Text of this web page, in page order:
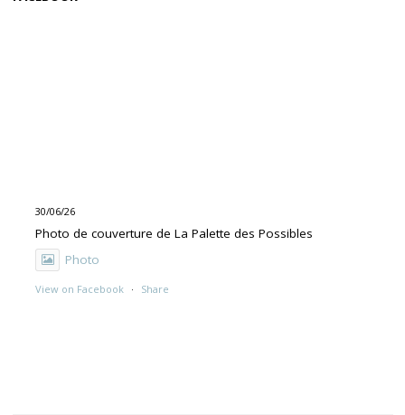
30/06/26
Photo de couverture de La Palette des Possibles
Photo
View on Facebook · Share